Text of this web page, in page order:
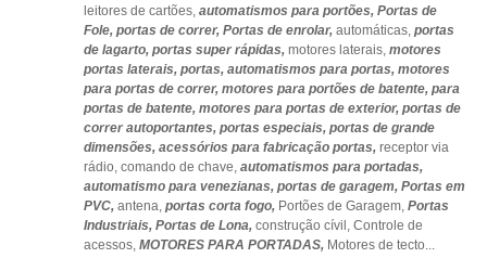
leitores de cartões, automatismos para portões, Portas de
Fole, portas de correr, Portas de enrolar, automáticas, portas
de lagarto, portas super rápidas, motores laterais, motores
portas laterais, portas, automatismos para portas, motores
para portas de correr, motores para portões de batente, para
portas de batente, motores para portas de exterior, portas de
correr autoportantes, portas especiais, portas de grande
dimensões, acessórios para fabricação portas, receptor via
rádio, comando de chave, automatismos para portadas,
automatismo para venezianas, portas de garagem, Portas em
PVC, antena, portas corta fogo, Portões de Garagem, Portas
Industriais, Portas de Lona, construção cívil, Controle de
acessos, MOTORES PARA PORTADAS, Motores de tecto...